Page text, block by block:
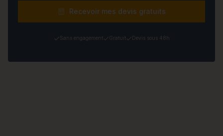
Recevoir mes devis gratuits
Sans engagement Gratuit Devis sous 48h